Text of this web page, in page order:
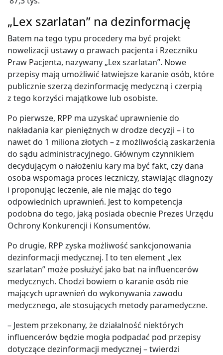
„Lex szarlatan” na dezinformację
Batem na tego typu procedery ma być projekt
nowelizacji ustawy o prawach pacjenta i Rzeczniku
Praw Pacjenta, nazywany „Lex szarlatan”. Nowe
przepisy mają umożliwić łatwiejsze karanie osób, które
publicznie szerzą dezinformację medyczną i czerpią
z tego korzyści majątkowe lub osobiste.
Po pierwsze, RPP ma uzyskać uprawnienie do
nakładania kar pieniężnych w drodze decyzji – i to
nawet do 1 miliona złotych – z możliwością zaskarżenia
do sądu administracyjnego. Głównym czynnikiem
decydującym o nałożeniu kary ma być fakt, czy dana
osoba wspomaga proces leczniczy, stawiając diagnozy
i proponując leczenie, ale nie mając do tego
odpowiednich uprawnień. Jest to kompetencja
podobna do tego, jaką posiada obecnie Prezes Urzędu
Ochrony Konkurencji i Konsumentów.
Po drugie, RPP zyska możliwość sankcjonowania
dezinformacji medycznej. I to ten element „lex
szarlatan” może posłużyć jako bat na influencerów
medycznych. Chodzi bowiem o karanie osób nie
mających uprawnień do wykonywania zawodu
medycznego, ale stosujących metody paramedyczne.
– Jestem przekonany, że działalność niektórych
influencerów będzie mogła podpadać pod przepisy
dotyczące dezinformacji medycznej – twierdzi